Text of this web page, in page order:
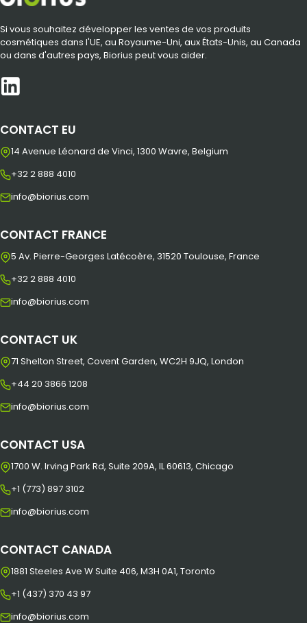
Si vous souhaitez développer les ventes de vos produits
cosmétiques dans l'UE, au Royaume-Uni, aux États-Unis, au Canada
ou dans d'autres pays, Biorius peut vous aider.
CONTACT EU
14 Avenue Léonard de Vinci, 1300 Wavre, Belgium
+32 2 888 4010
info@biorius.com
CONTACT FRANCE
5 Av. Pierre-Georges Latécoère, 31520 Toulouse, France
+32 2 888 4010
info@biorius.com
CONTACT UK
71 Shelton Street, Covent Garden, WC2H 9JQ, London
+44 20 3866 1208
info@biorius.com
CONTACT USA
1700 W. Irving Park Rd, Suite 209A, IL 60613, Chicago
+1 (773) 897 3102
info@biorius.com
CONTACT CANADA
1881 Steeles Ave W Suite 406, M3H 0A1, Toronto
+1 (437) 370 43 97
info@biorius.com